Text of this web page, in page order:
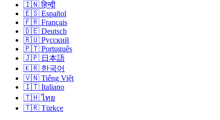
🇮🇳 हिन्दी
🇪🇸 Español
🇫🇷 Français
🇩🇪 Deutsch
🇷🇺 Русский
🇵🇹 Português
🇯🇵 日本語
🇰🇷 한국어
🇻🇳 Tiếng Việt
🇮🇹 Italiano
🇹🇭 ไทย
🇹🇷 Türkçe